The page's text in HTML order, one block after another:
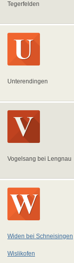
Tegerfelden
Unterendingen
Vogelsang bei Lengnau
Widen bei Schneisingen
Wislikofen